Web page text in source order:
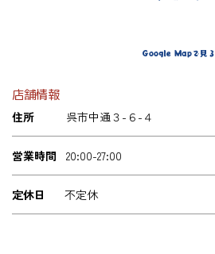
Google Mapで見る
店舗情報
住所 呉市中通３-６-４
営業時間 20:00-27:00
定休日 不定休